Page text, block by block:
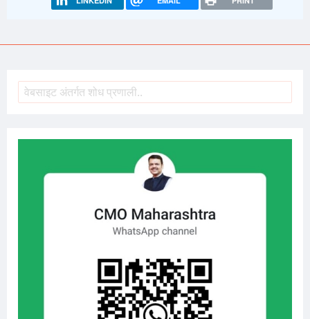
शोध
Search